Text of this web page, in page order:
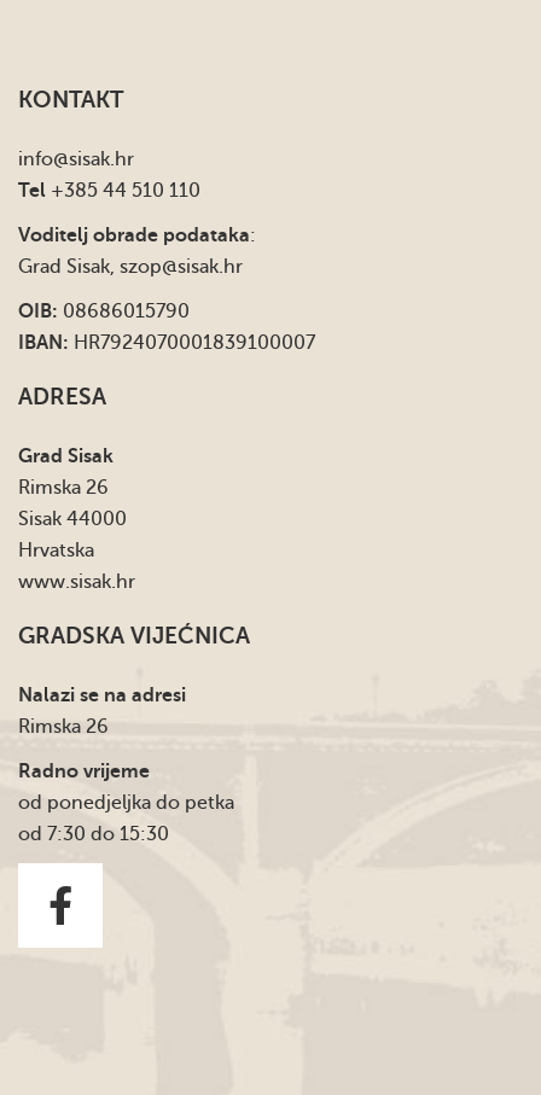
KONTAKT
info@sisak.hr
Tel +385 44 510 110
Voditelj obrade podataka:
Grad Sisak, szop@sisak.hr
OIB: 08686015790
IBAN: HR7924070001839100007
ADRESA
Grad Sisak
Rimska 26
Sisak 44000
Hrvatska
www.sisak.hr
GRADSKA VIJEĆNICA
Nalazi se na adresi
Rimska 26
Radno vrijeme
od ponedjeljka do petka
od 7:30 do 15:30